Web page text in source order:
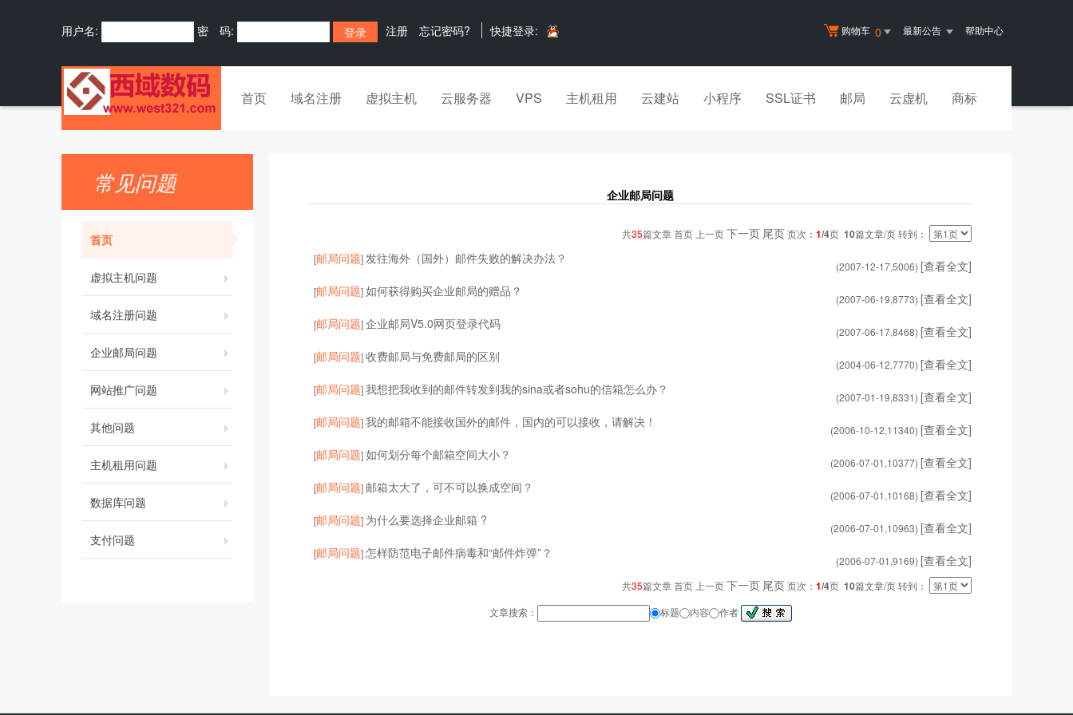
购物车 0 最新公告 帮助中心
用户名: 密 码: 注册 忘记密码? 快捷登录:
首页 域名注册 虚拟主机 云服务器 VPS 主机租用 云建站 小程序 SSL证书 邮局 云虚机 商标
常见问题
首页
虚拟主机问题
域名注册问题
企业邮局问题
网站推广问题
其他问题
主机租用问题
数据库问题
支付问题
企业邮局问题
共35篇文章 首页 上一页下一页 尾页页次： 1/4页 10篇文章/页 转到：
[邮局问题]发往海外（国外）邮件失败的解决办法？
(2007-12-17,5006) [查看全文]
[邮局问题]如何获得购买企业邮局的赠品？
(2007-06-19,8773) [查看全文]
[邮局问题]企业邮局V5.0网页登录代码
(2007-06-17,8468) [查看全文]
[邮局问题]收费邮局与免费邮局的区别
(2004-06-12,7770) [查看全文]
[邮局问题]我想把我收到的邮件转发到我的sina或者sohu的信箱怎么办？
(2007-01-19,8331) [查看全文]
[邮局问题]我的邮箱不能接收国外的邮件，国内的可以接收，请解决！
(2006-10-12,11340) [查看全文]
[邮局问题]如何划分每个邮箱空间大小？
(2006-07-01,10377) [查看全文]
[邮局问题] 邮箱太大了，可不可以换成空间？
(2006-07-01,10168) [查看全文]
[邮局问题] 为什么要选择企业邮箱 ?
(2006-07-01,10963) [查看全文]
[邮局问题]怎样防范电子邮件病毒和“邮件炸弹”？
(2006-07-01,9169) [查看全文]
共35篇文章 首页 上一页下一页 尾页页次： 1/4页 10篇文章/页 转到：
文章搜索：
标题 内容 作者